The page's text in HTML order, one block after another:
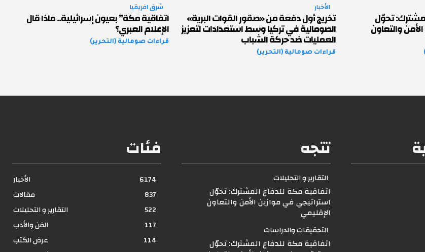
تحوّل
والتعاون
الأخبار
تخريج أول دفعة من «صقور القوات البرية»
الصومالية في تركيا وسط استعدادات لتعزيز
العمليات ضد حركة الشباب
قراءات صومالية (التحرير)
شرق افريقيا
اتفاقية مكة” بعيون إسرائيلية.. ماذا قال
الإعلام العبري؟
قراءات صومالية (التحرير)
فئات
الأخبار
6174
مقالات
837
التقارير و التحليلات
522
الفن والأدب
117
عرض الكتب
114
تتجه
التقارير و التحليلات
اتفاقية مكة للدفاع المشترك: تحوّل
استراتيجي في موازين الأمن والتعاون
الإقليمي
التحقيقات والدراسات
اتفاقية مكة للدفاع المشترك: تحوّل